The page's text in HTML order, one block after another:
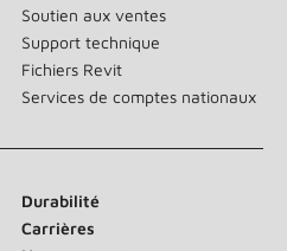
Soutien aux ventes
Support technique
Fichiers Revit
Services de comptes nationaux
Durabilité
Carrières